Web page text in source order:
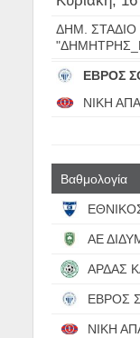
ΔΗΜ.
ΕΒΡΟΣ
ΝΙΚΗ
Βαθμολογία
ΑΕ
ΑΡΔΑΣ
ΕΒΡΟΣ
ΝΙΚΗ